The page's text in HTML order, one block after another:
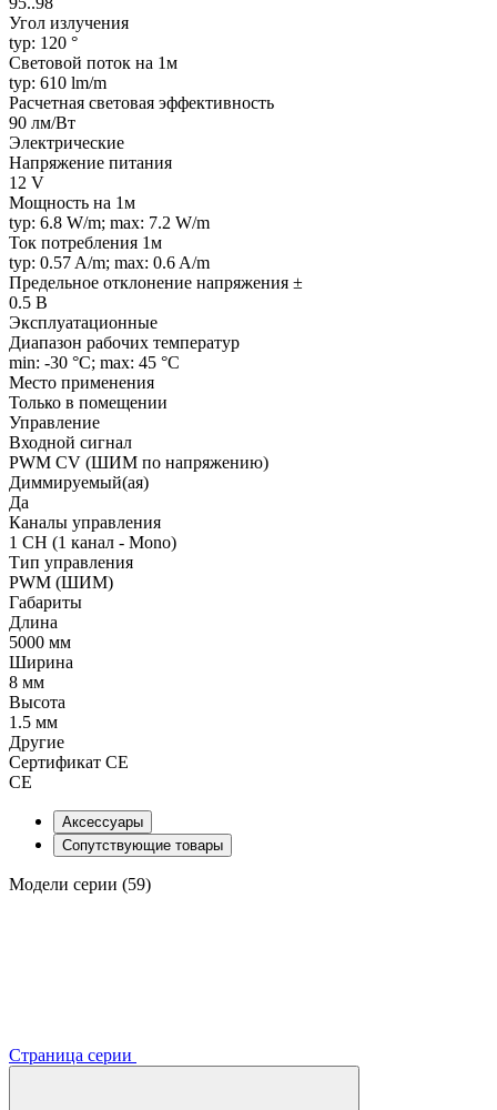
Угол излучения
typ: 120 °
Световой поток на 1м
typ: 610 lm/m
Расчетная световая эффективность
90 лм/Вт
Электрические
Напряжение питания
12 V
Мощность на 1м
typ: 6.8 W/m; max: 7.2 W/m
Ток потребления 1м
typ: 0.57 A/m; max: 0.6 A/m
Предельное отклонение напряжения ±
0.5 В
Эксплуатационные
Диапазон рабочих температур
min: -30 °C; max: 45 °C
Место применения
Только в помещении
Управление
Входной сигнал
PWM СV (ШИМ по напряжению)
Диммируемый(ая)
Да
Каналы управления
1 CH (1 канал - Mono)
Тип управления
PWM (ШИМ)
Габариты
Длина
5000 мм
Ширина
8 мм
Высота
1.5 мм
Другие
Сертификат CE
CE
Аксессуары
Сопутствующие товары
Модели серии (59)
Страница серии